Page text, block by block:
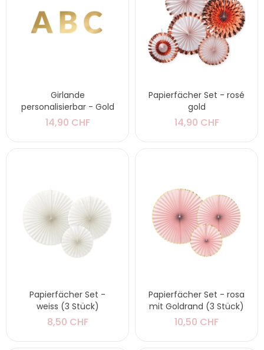
Girlande
personalisierbar - Gold
14,90 CHF
Papierfächer Set - rosé
gold
14,90 CHF
Papierfächer Set -
weiss (3 Stück)
8,50 CHF
Papierfächer Set - rosa
mit Goldrand (3 Stück)
10,50 CHF